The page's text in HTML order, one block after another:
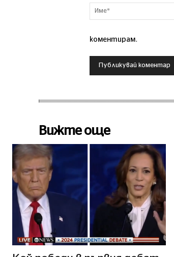
коментирам.
Вижте още